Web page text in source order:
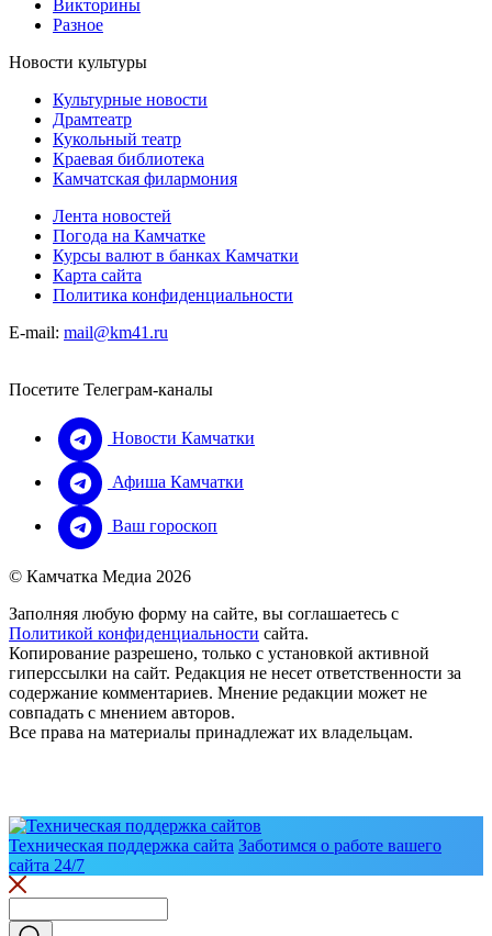
Викторины
Разное
Новости культуры
Культурные новости
Драмтеатр
Кукольный театр
Краевая библиотека
Камчатская филармония
Лента новостей
Погода на Камчатке
Курсы валют в банках Камчатки
Карта сайта
Политика конфиденциальности
E-mail: mail@km41.ru
Посетите Телеграм-каналы
Новости Камчатки
Афиша Камчатки
Ваш гороскоп
© Камчатка Медиа 2026
Заполняя любую форму на сайте, вы соглашаетесь с
Политикой конфиденциальности сайта.
Копирование разрешено, только с установкой активной
гиперссылки на сайт. Редакция не несет ответственности за
содержание комментариев. Мнение редакции может не
совпадать с мнением авторов.
Все права на материалы принадлежат их владельцам.
Техническая поддержка сайта Заботимся о работе вашего
сайта 24/7